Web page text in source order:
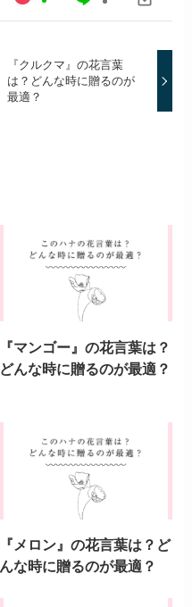
『クルクマ』の花言葉
は？どんな時に贈るのが
最適？
『マンゴー』の花言葉は？
どんな時に贈るのが最適？
『メロン』の花言葉は？ど
んな時に贈るのが最適？